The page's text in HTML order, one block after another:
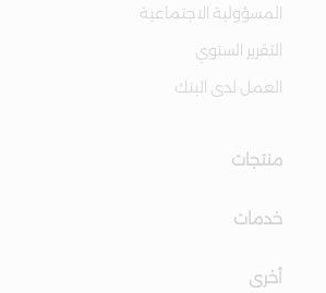
المسؤولية الاجتماعية
التقرير السنوي
العمل لدى البنك
منتجات
خدمات
أخرى